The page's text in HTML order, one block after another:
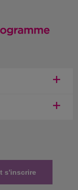
s'inscrire